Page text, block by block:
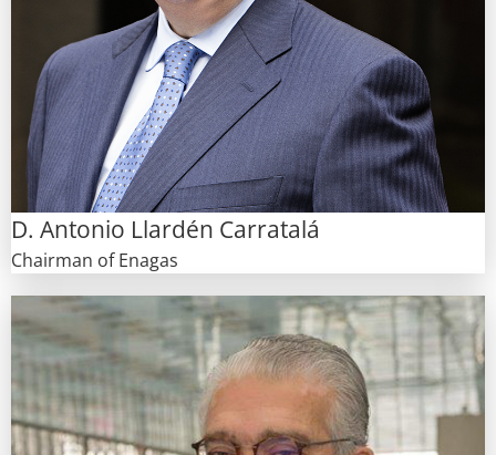
D. Antonio Llardén Carratalá
Chairman of Enagas